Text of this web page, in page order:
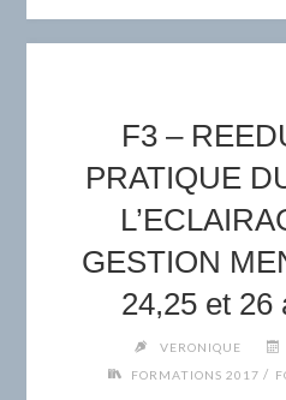
F3 –
PRATIQUE
GESTION
24,25 et 26
VERONIQUE
FORMATIONS 2017 /